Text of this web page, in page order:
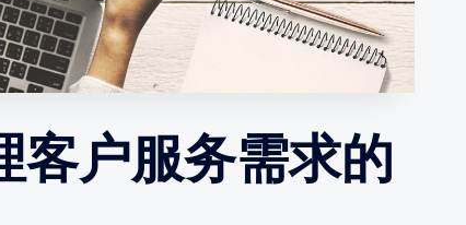
客户服务需求的